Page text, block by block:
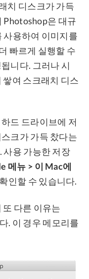
치 디스크가 가득
Photoshop은 대규
사용하여 이미지를
빠르게 실행할 수
니다. 그러나 시
여 스크래치 디스
드 드라이브에 저
크가 가득 찼다는
사용 가능한 저장
메뉴 > 이 Mac에
인할 수 있습니다.
다른 이유는
. 이 경우 메모리를